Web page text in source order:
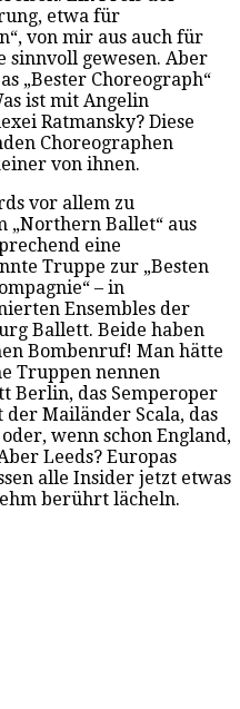
etwa für
von mir aus auch für
sinnvoll gewesen. Aber
„Bester Choreograph“
ist mit Angelin
Ratmansky? Diese
Choreographen
von ihnen.
vor allem zu
„Northern Ballet“ aus
eine
Truppe zur „Besten
– in
Ensembles der
Ballett. Beide haben
Bombenruf! Man hätte
Truppen nennen
Berlin, das Semperoper
Mailänder Scala, das
wenn schon England,
Leeds? Europas
alle Insider jetzt etwas
berührt lächeln.